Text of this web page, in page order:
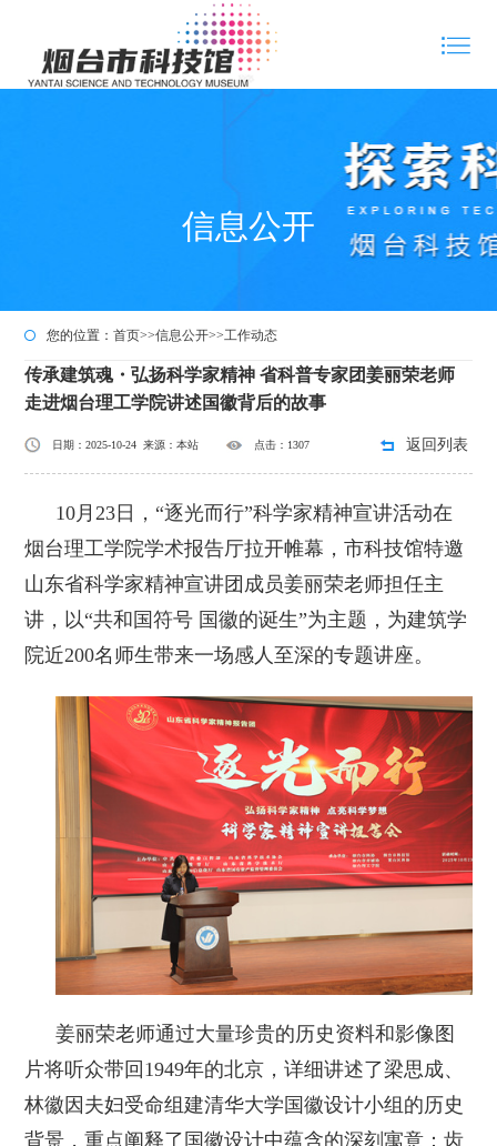
信息公开
您的位置：首页>>信息公开>>工作动态
传承建筑魂・弘扬科学家精神 省科普专家团姜丽荣老师
走进烟台理工学院讲述国徽背后的故事
日期：2025-10-24 来源：本站 点击：1307 返回列表
10月23日，“逐光而行”科学家精神宣讲活动在
烟台理工学院学术报告厅拉开帷幕，市科技馆特邀
山东省科学家精神宣讲团成员姜丽荣老师担任主
讲，以“共和国符号 国徽的诞生”为主题，为建筑学
院近200名师生带来一场感人至深的专题讲座。
姜丽荣老师通过大量珍贵的历史资料和影像图
片将听众带回1949年的北京，详细讲述了梁思成、
林徽因夫妇受命组建清华大学国徽设计小组的历史
背景，重点阐释了国徽设计中蕴含的深刻寓意：齿